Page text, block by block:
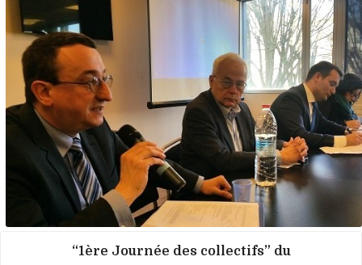
“1ère Journée des collectifs” du